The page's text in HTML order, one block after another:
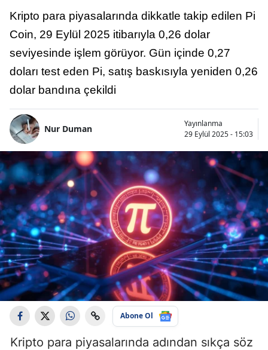
Kripto para piyasalarında dikkatle takip edilen Pi
Coin, 29 Eylül 2025 itibarıyla 0,26 dolar
seviyesinde işlem görüyor. Gün içinde 0,27
doları test eden Pi, satış baskısıyla yeniden 0,26
dolar bandına çekildi
Nur Duman
Yayınlanma
29 Eylül 2025 - 15:03
Abone Ol
Kripto para piyasalarında adından sıkça söz